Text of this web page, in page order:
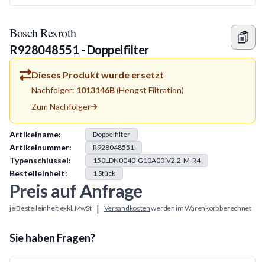
Bosch Rexroth
R928048551 - Doppelfilter
Dieses Produkt wurde ersetzt
Nachfolger: 1013146B(Hengst Filtration)
Zum Nachfolger
Produkt Information
Artikelname: Doppelfilter
Artikelnummer: R928048551
Typenschlüssel: 150LDN0040-G10A00-V2,2-M-R4
Bestelleinheit: 1Stück
Preis auf Anfrage
je Bestelleinheit exkl. MwSt | Versandkostenwerden im Warenkorb berechnet
Sie haben Fragen?